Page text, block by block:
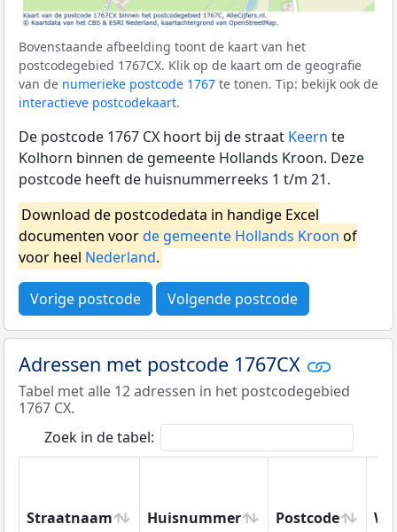
Bovenstaande afbeelding toont de kaart van het
postcodegebied 1767CX. Klik op de kaart om de geografie
van de numerieke postcode 1767 te tonen. Tip: bekijk ook de
interactieve postcodekaart.
De postcode 1767 CX hoort bij de straat Keern te
Kolhorn binnen de gemeente Hollands Kroon. Deze
postcode heeft de huisnummerreeks 1 t/m 21.
Download de postcodedata in handige Excel
documenten voorde gemeente Hollands Kroon of
voor heel Nederland.
Vorige postcode Volgende postcode
Adressen met postcode 1767CX
Tabel met alle 12 adressen in het postcodegebied
1767 CX.
Zoek in de tabel:
Straatnaam Huisnummer Postcode